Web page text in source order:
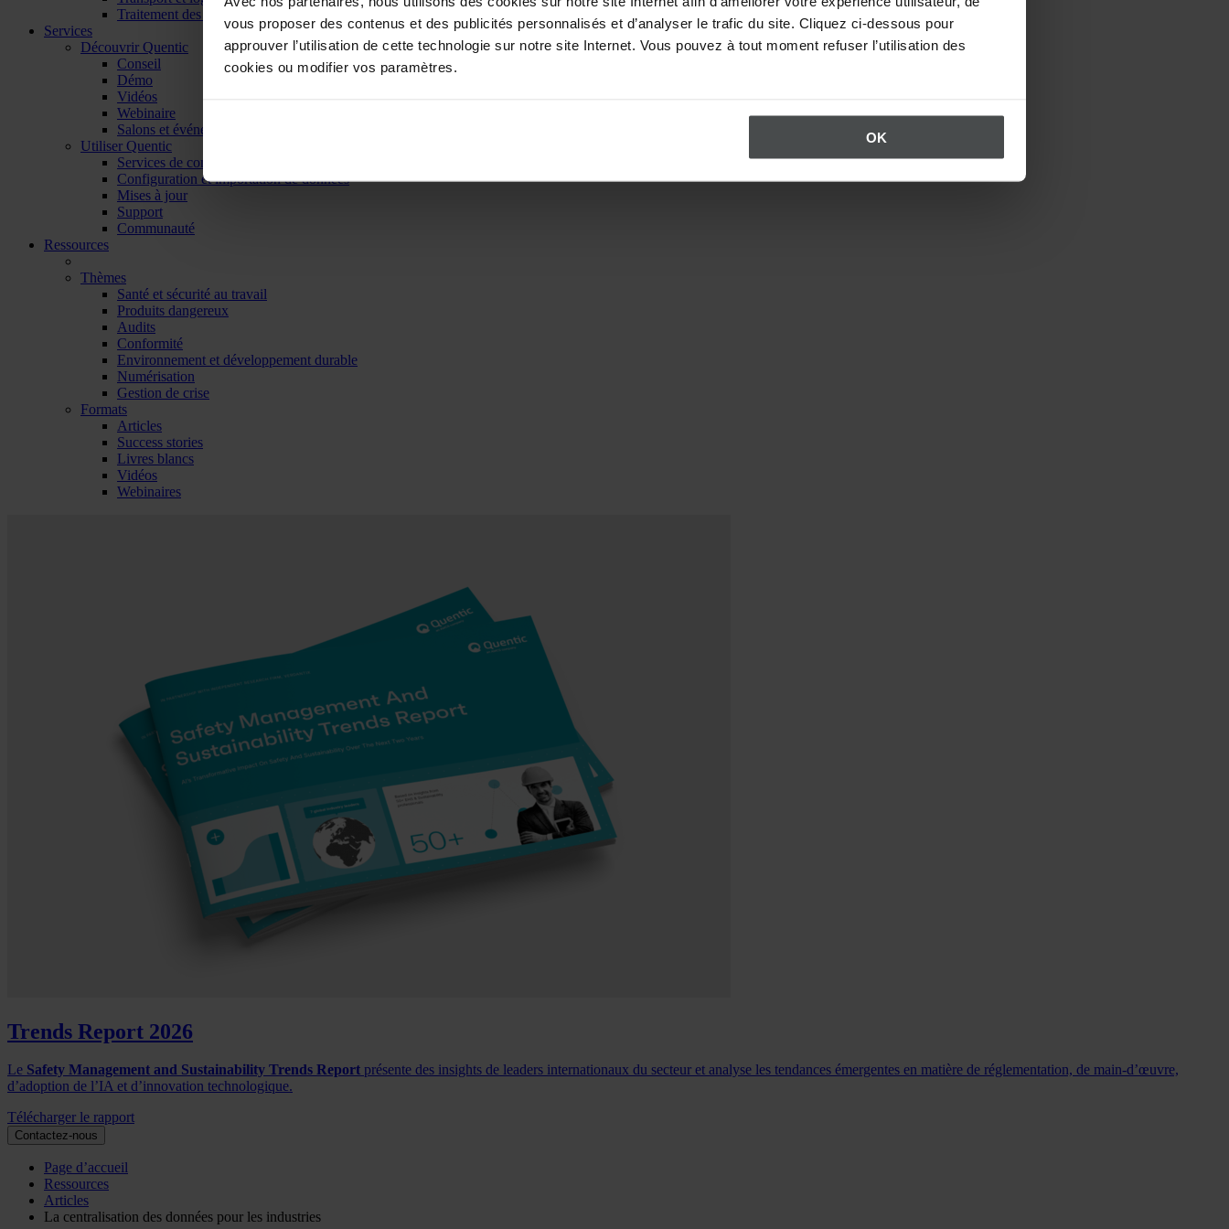
vous proposer des contenus et des publicités personnalisés et d’analyser le trafic du site. Cliquez ci-dessous pour
approuver l’utilisation de cette technologie sur notre site Internet. Vous pouvez à tout moment refuser l’utilisation des
cookies ou modifier vos paramètres.
OK
Traitement des déchets
Services
Découvrir Quentic
Conseil
Démo
Vidéos
Webinaire
Salons et événements
Utiliser Quentic
Services de contenus
Configuration et importation de données
Mises à jour
Support
Communauté
Ressources
Thèmes
Santé et sécurité au travail
Produits dangereux
Audits
Conformité
Environnement et développement durable
Numérisation
Gestion de crise
Formats
Articles
Success stories
Livres blancs
Vidéos
Webinaires
Trends Report 2026
Le Safety Management and Sustainability Trends Report présente des insights de leaders internationaux du secteur et analyse les tendances émergentes en matière de réglementation, de main‑d’œuvre,
d’adoption de l’IA et d’innovation technologique.
Télécharger le rapport
Contactez-nous
Page d’accueil
Ressources
Articles
La centralisation des données pour les industries